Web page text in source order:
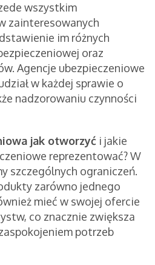
wszystkim
zainteresowanych
im różnych
oraz
Agencje ubezpieczeniowe
w każdej sprawie o
nadzorowaniu czynności
jak otworzyć i jakie
reprezentować? W
szczególnych ograniczeń.
zarówno jednego
mieć w swojej ofercie
co znacznie zwiększa
potrzeb